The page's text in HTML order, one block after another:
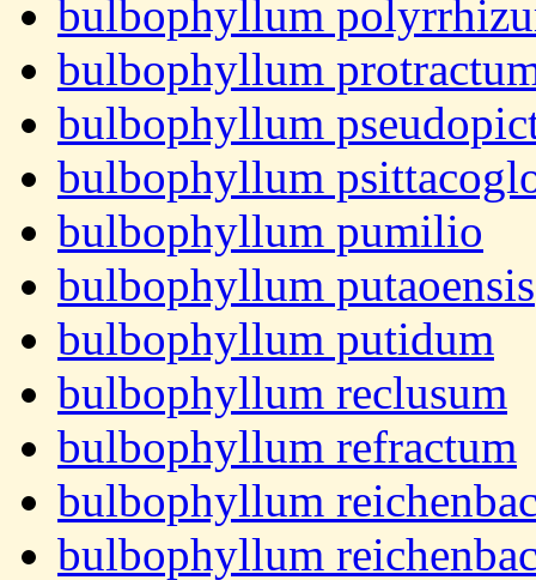
bulbophyllum
bulbophyllum
bulbophyllum
bulbophyllum
bulbophyllum pumilio
bulbophyllum putaoensis
bulbophyllum putidum
bulbophyllum reclusum
bulbophyllum refractum
bulbophyllum
bulbophyllum